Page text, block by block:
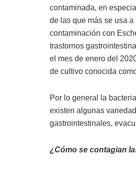
contaminada, en
de las que más se usa
contaminación con
trastornos
el mes de enero del
de cultivo conocida
Por lo general la
existen algunas
gastrointestinales,
¿Cómo se contagian